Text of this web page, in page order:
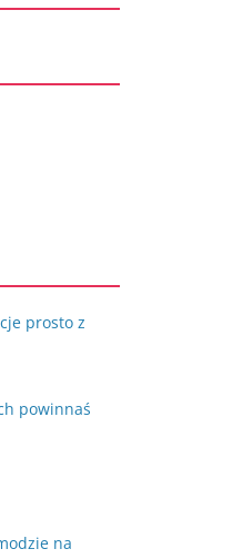
prosto z
powinnaś
na